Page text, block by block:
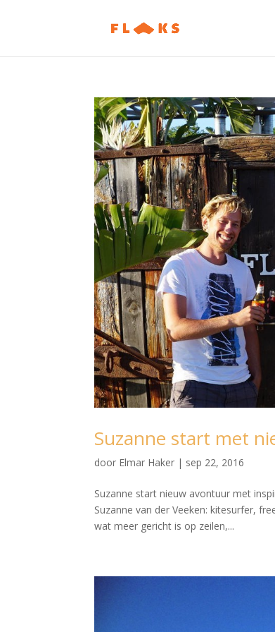
Suzanne start met
door Elmar Haker | sep 22, 2016
Suzanne start nieuw avontuur met
Suzanne van der Veeken: kitesurfer,
wat meer gericht is op zeilen,...